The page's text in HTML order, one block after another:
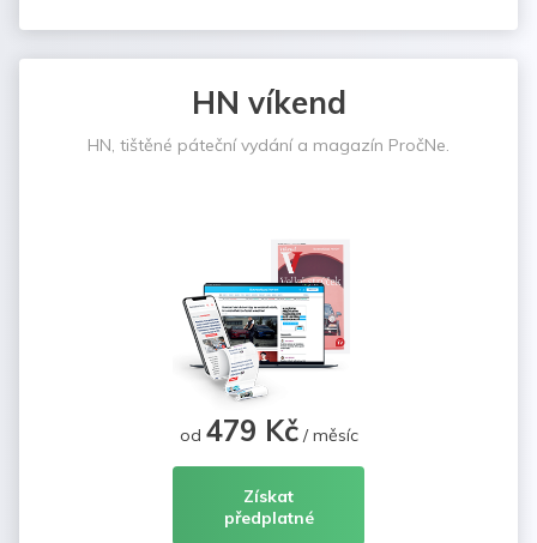
HN víkend
HN, tištěné páteční vydání a magazín PročNe.
od 479 Kč/ měsíc
Získat
předplatné